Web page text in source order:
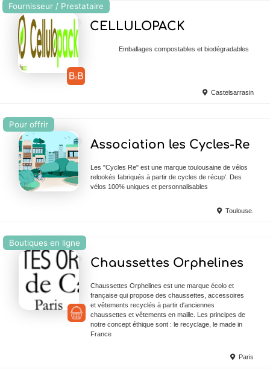
Fournisseur / Prestataire
CELLULOPACK
Emballages compostables et biodégradables
Castelsarrasin
Pour offrir
Association les Cycles-Re
Les "Cycles Re" est une marque toulousaine de vélos
relookés fabriqués à partir de cycles de récup'. Des
vélos 100% uniques et personnalisables
Toulouse.
Boutiques en ligne
Chaussettes Orphelines
Chaussettes Orphelines est une marque écolo et
française qui propose des chaussettes, accessoires
et vêtements recyclés à partir d'anciennes
chaussettes et vêtements en maille. Les principes de
notre concept éthique sont : le recyclage, le made in
France
Paris